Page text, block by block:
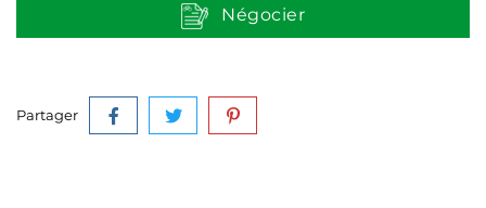
Négocier
Partager